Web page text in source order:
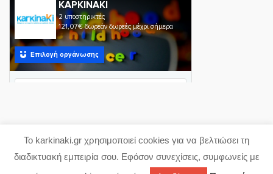
Copyright 2023 karkinaki.gr
Το karkinaki.gr χρησιμοποιεί cookies για να βελτιώσει τη
διαδικτυακή εμπειρία σου. Εφόσον συνεχίσεις, συμφωνείς με